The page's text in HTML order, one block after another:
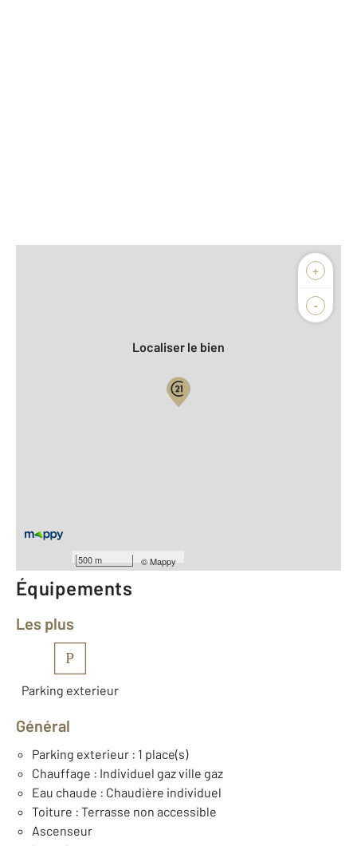
+
-
500 m ©Mappy
Biens vendus
Localiser le bien
Année construction : 1955
Équipements
Les plus
P
Parking exterieur
Général
Parking exterieur : 1 place(s)
Chauffage : Individuel gaz ville gaz
Eau chaude : Chaudière individuel
Toiture : Terrasse non accessible
Ascenseur